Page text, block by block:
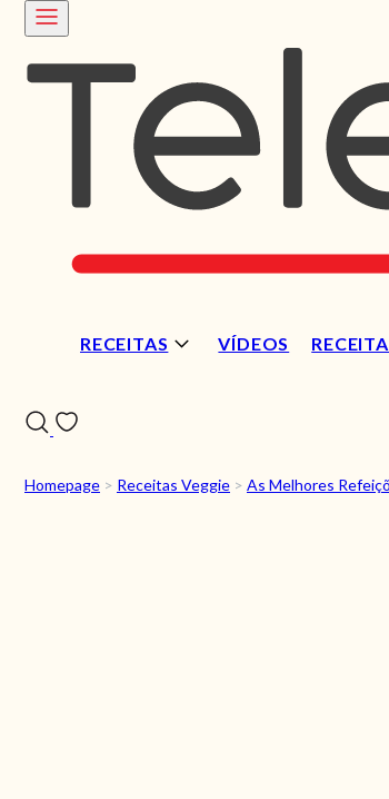
RECEITAS VÍDEOS
Homepage > Receitas Veggie > As Melhores